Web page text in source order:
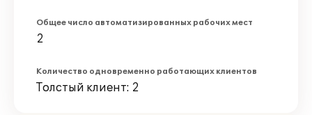
Общее число автоматизированных рабочих мест
2
Количество одновременно работающих клиентов
Толстый клиент: 2